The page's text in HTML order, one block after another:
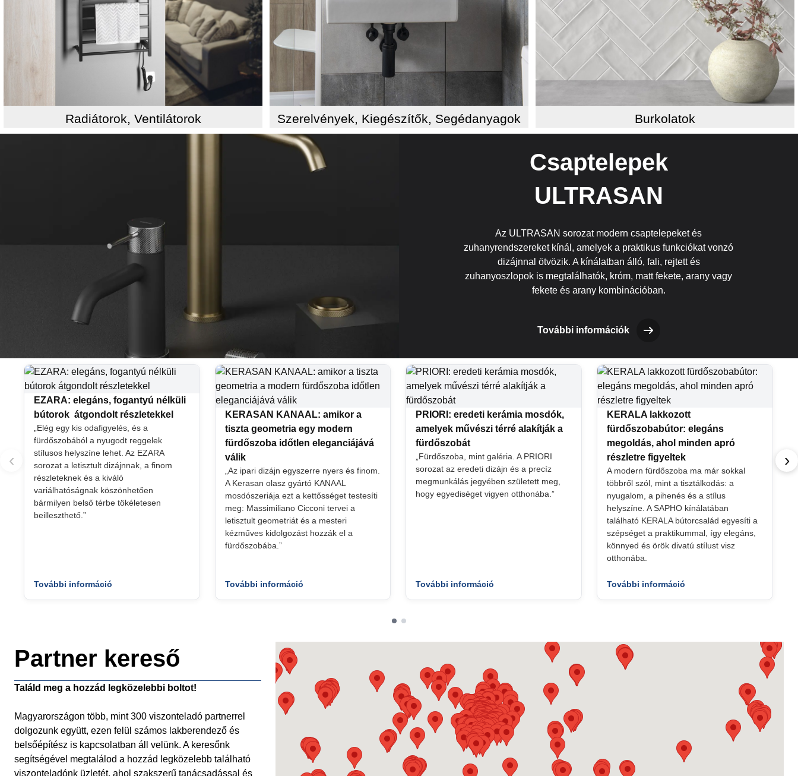
Radiátorok, Ventilátorok Szerelvények, Kiegészítők, Segédanyagok Burkolatok
Csaptelepek
ULTRASAN
Az ULTRASAN sorozat modern csaptelepeket és
zuhanyrendszereket kínál, amelyek a praktikus funkciókat vonzó
dizájnnal ötvözik. A kínálatban álló, fali, rejtett és
zuhanyoszlopok is megtalálhatók, króm, matt fekete, arany vagy
fekete és arany kombinációban.
További információk
EZARA: elegáns, fogantyú nélküli
bútorok átgondolt részletekkel
„Elég egy kis odafigyelés, és a
fürdőszobából a nyugodt reggelek
stílusos helyszíne lehet. Az EZARA
sorozat a letisztult dizájnnak, a finom
részleteknek és a kiváló
variálhatóságnak köszönhetően
bármilyen belső térbe tökéletesen
beilleszthető.”
További információ
KERASAN KANAAL: amikor a
tiszta geometria egy modern
fürdőszoba időtlen eleganciájává
válik
„Az ipari dizájn egyszerre nyers és finom.
A Kerasan olasz gyártó KANAAL
mosdószeriája ezt a kettősséget testesíti
meg: Massimiliano Cicconi tervei a
letisztult geometriát és a mesteri
kézműves kidolgozást hozzák el a
fürdőszobába.”
További információ
PRIORI: eredeti kerámia mosdók,
amelyek művészi térré alakítják a
fürdőszobát
„Fürdőszoba, mint galéria. A PRIORI
sorozat az eredeti dizájn és a precíz
megmunkálás jegyében született meg,
hogy egyediséget vigyen otthonába.”
További információ
KERALA lakkozott
fürdőszobabútor: elegáns
megoldás, ahol minden apró
részletre figyeltek
A modern fürdőszoba ma már sokkal
többről szól, mint a tisztálkodás: a
nyugalom, a pihenés és a stílus
helyszíne. A SAPHO kínálatában
található KERALA bútorcsalád egyesíti a
szépséget a praktikummal, így elegáns,
könnyed és örök divatú stílust visz
otthonába.
További információ
‹ ›
Partner kereső
Találd meg a hozzád legközelebbi boltot!
Magyarországon több, mint 300 viszonteladó partnerrel
dolgozunk együtt, ezen felül számos lakberendező és
belsőépítész is kapcsolatban áll velünk. A keresőnk
segítségével megtalálod a hozzád legközelebb található
viszonteladónk üzletét, ahol szakszerű tanácsadással és